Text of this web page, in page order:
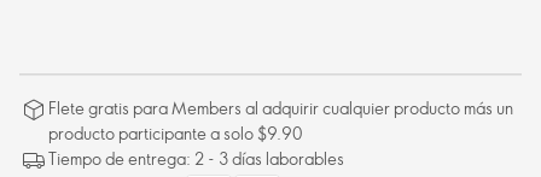
Flete gratis para Members al adquirir cualquier producto más un
producto participante a solo $9.90
Tiempo de entrega: 2 - 3 días laborables